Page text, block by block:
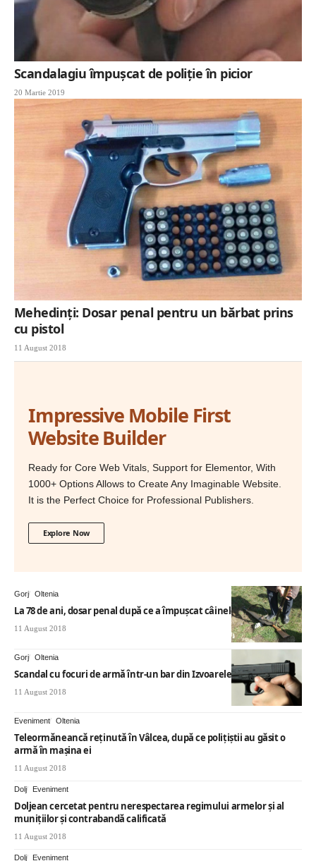
Scandalagiu împușcat de poliție în picior
20 Martie 2019
Mehedinți: Dosar penal pentru un bărbat prins
cu pistol
11 August 2018
Impressive Mobile First
Website Builder
Ready for Core Web Vitals, Support for Elementor, With
1000+ Options Allows to Create Any Imaginable Website.
It is the Perfect Choice for Professional Publishers.
Explore Now
Gorj Oltenia
La 78 de ani, dosar penal după ce a împușcat câinele vecinului
11 August 2018
Gorj Oltenia
Scandal cu focuri de armă într-un bar din Izvoarele
11 August 2018
Eveniment Oltenia
Teleormăneancă reţinută în Vâlcea, după ce poliţiştii au găsit o
armă în maşina ei
11 August 2018
Dolj Eveniment
Doljean cercetat pentru nerespectarea regimului armelor și al
munițiilor și contrabandă calificată
11 August 2018
Dolj Eveniment